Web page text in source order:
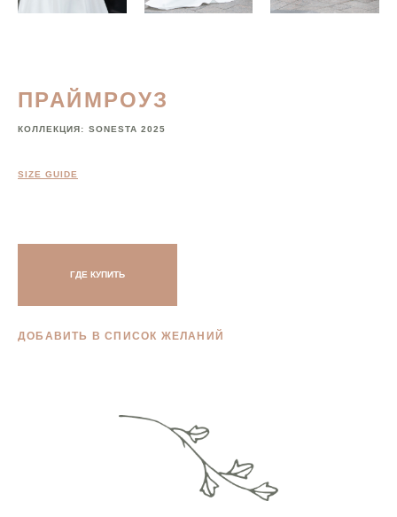
ПРАЙМРОУЗ
КОЛЛЕКЦИЯ: SONESTA 2025
SIZE GUIDE
ГДЕ КУПИТЬ
ДОБАВИТЬ В СПИСОК ЖЕЛАНИЙ